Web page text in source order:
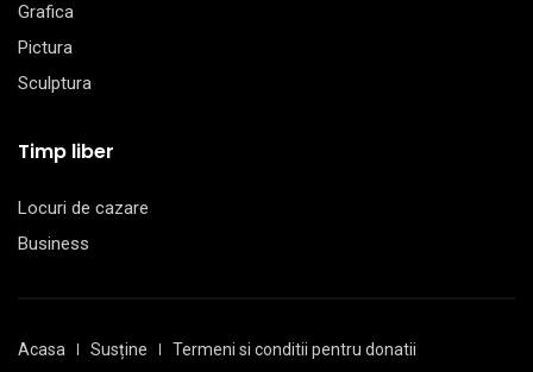
Grafica
Pictura
Sculptura
Timp liber
Locuri de cazare
Business
Acasa Susține Termeni si conditii pentru donatii